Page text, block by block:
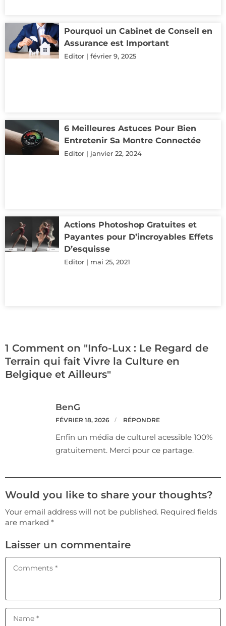
Pourquoi un Cabinet de Conseil en
Assurance est Important
Editor février 9, 2025
6 Meilleures Astuces Pour Bien
Entretenir Sa Montre Connectée
Editor janvier 22, 2024
Actions Photoshop Gratuites et
Payantes pour D’incroyables Effets
D’esquisse
Editor mai 25, 2021
1 Comment on "Info-Lux : Le Regard de
Terrain qui fait Vivre la Culture en
Belgique et Ailleurs"
BenG
FÉVRIER 18, 2026 RÉPONDRE
Enfin un média de culturel acessible 100%
gratuitement. Merci pour ce partage.
Would you like to share your thoughts?
Your email address will not be published. Required fields
are marked *
Laisser un commentaire